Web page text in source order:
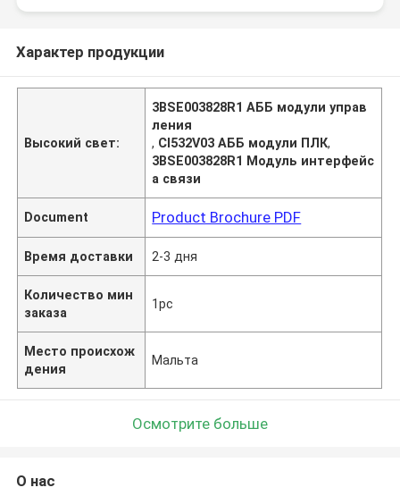
Характер продукции
Высокий свет:
3BSE003828R1 АББ модули управ
ления
, CI532V03 АББ модули ПЛК,
3BSE003828R1 Модуль интерфейс
а связи
Document Product Brochure PDF
Время доставки 2-3 дня
Количество мин
заказа
1pc
Место происхож
дения
Мальта
Осмотрите больше
О нас